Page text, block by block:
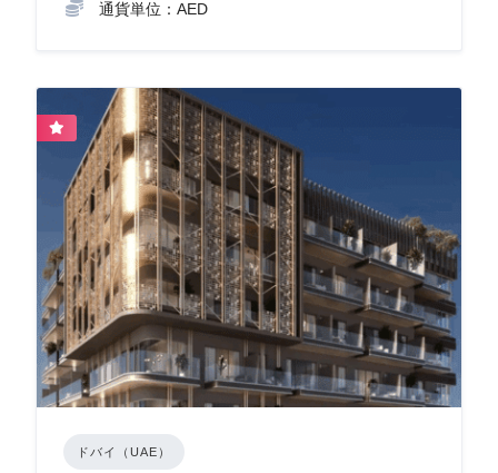
通貨単位：AED
ドバイ（UAE）